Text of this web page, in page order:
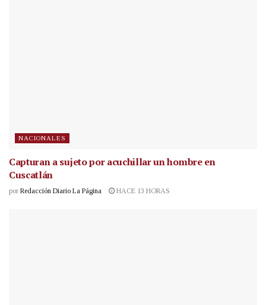
NACIONALES
Capturan a sujeto por acuchillar un hombre en
Cuscatlán
por Redacción Diario La Página HACE 13 HORAS